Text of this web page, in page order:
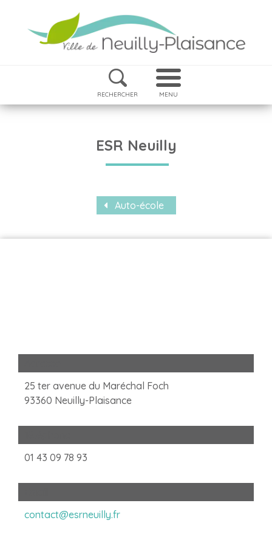
RECHERCHER MENU
ESR Neuilly
Auto-école
25 ter avenue du Maréchal Foch
93360 Neuilly-Plaisance
01 43 09 78 93
contact@esrneuilly.fr